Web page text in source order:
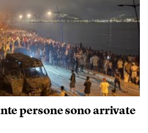
persone sono arrivate